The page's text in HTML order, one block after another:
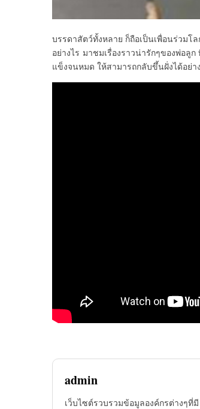
บรรดาสัตว์ทั้งหลาย ก็ถือเป็นเพื่อนร่วมโ
อย่างไร มาชมเรื่องราวน่ารักๆของพ่อลู
แข็งจนหมด ให้สามารถกลับขึ้นฝั่งได้อย่า
admin
เว็บไซต์รวบรวมข้อมูลองค์กรต่างๆ